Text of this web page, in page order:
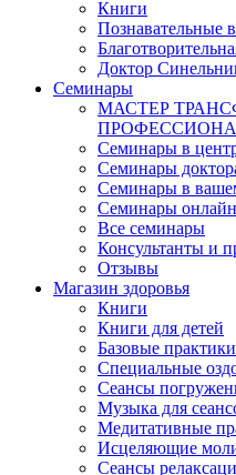
Книги
Познавательные
Доктор
Семинары
МАСТЕР
Семинары в
Семинары
Семинары в
Семинары
Все семинары
Консультанты и
Отзывы
Магазин здоровья
Книги
Книги для детей
Базовые
Специальные
Сеансы
Музыка для
Медитативные
Исцеляющие
Сеансы